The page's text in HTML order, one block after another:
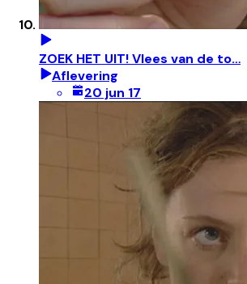
ZOEK HET UIT! Vlees van de to…
Aflevering
20 jun 17